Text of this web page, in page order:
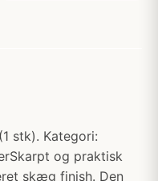
stk). Kategori:
og praktisk
skæg finish. Den